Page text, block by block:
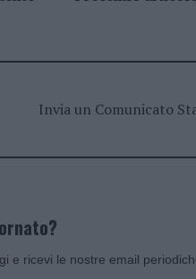
Invia un Comunicato
e ricevi le nostre email